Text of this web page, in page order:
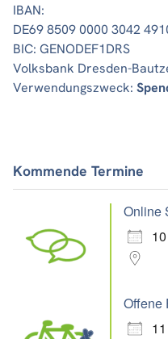
IBAN:
DE69 8509 0000 3042
BIC: GENODEF1DRS
Volksbank Dresden-
Verwendungszweck:
Kommende Termine
Online
Offene